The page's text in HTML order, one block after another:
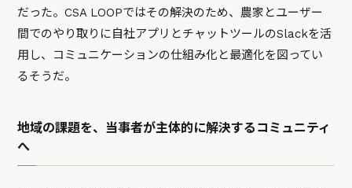
だった。CSA LOOPではその解決のため、農家とユーザー
間でのやり取りに自社アプリとチャットツールのSlackを活
用し、コミュニケーションの仕組み化と最適化を図ってい
るそうだ。
地域の課題を、当事者が主体的に解決するコミュニティ
へ